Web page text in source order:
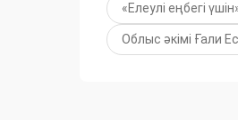
«Елеулі еңбегі
Облыс әкімі Ғали